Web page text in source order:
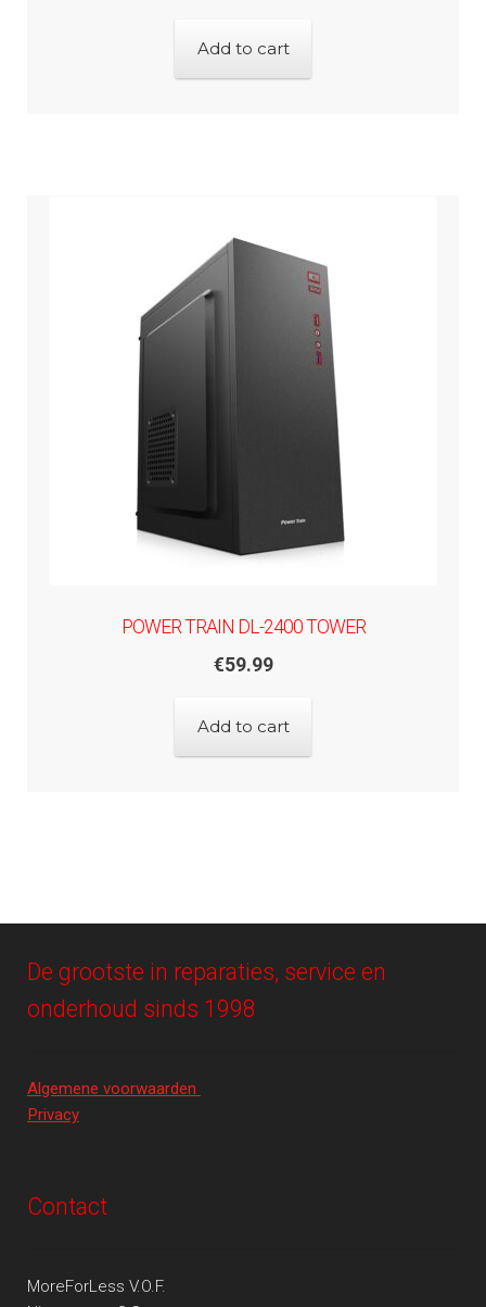
Add to cart
POWER TRAIN DL-2400 TOWER
€59.99
Add to cart
De grootste in reparaties, service en
onderhoud sinds 1998
Algemene voorwaarden
Privacy
Contact
MoreForLess V.O.F.